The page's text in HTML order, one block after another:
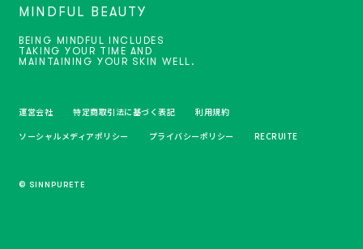
MINDFUL BEAUTY
BEING MINDFUL INCLUDES
TAKING YOUR TIME AND
MAINTAINING YOUR SKIN WELL.
運営会社 特定商取引法に基づく表記
利用規約
ソーシャルメディアポリシー
プライバシーポリシー RECRUITE
© SINNPURETE